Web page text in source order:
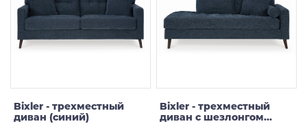
Bixler - трехместный
диван (синий)
Bixler - трехместный
диван с шезлонгом